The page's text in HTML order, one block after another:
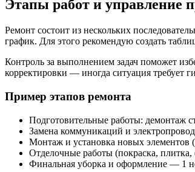
Этапы работ и управление
Ремонт состоит из нескольких
график. Для этого рекомендую создать
Контроль за выполнением задач поможет
корректировки — иногда ситуация требует
Пример этапов ремонта
Подготовительные работы: демонтаж
Замена коммуникаций и
Монтаж и установка новых
Отделочные работы (покраска,
Финальная уборка и оформление — 1